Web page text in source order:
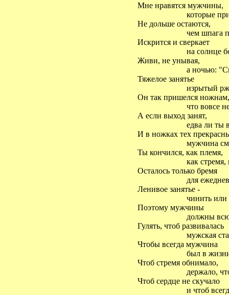
Мне нравятся мужчины,
которые
Не дольше остаются,
чем шпага
Искрится и сверкает
на солнце
Живи, не унывая,
а ночью:
Тяжелое занятье
изрытый
Он так пришелся ножнам,
что вовсе
А если выход занят,
едва ли ты
И в ножках тех
мужчина
Ты кончился, как племя,
как стремя,
Осталось только бремя
для
Ленивое занятье -
чинить или
Поэтому мужчины
должны всю
Гулять, чтоб развивалась
мужская
Чтобы всегда мужчина
был в
Чтоб стремя обнимало,
держало,
Чтоб сердце не скучало
и чтоб